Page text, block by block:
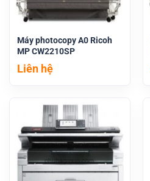
Máy photocopy A0 Ricoh
MP CW2210SP
Liên hệ